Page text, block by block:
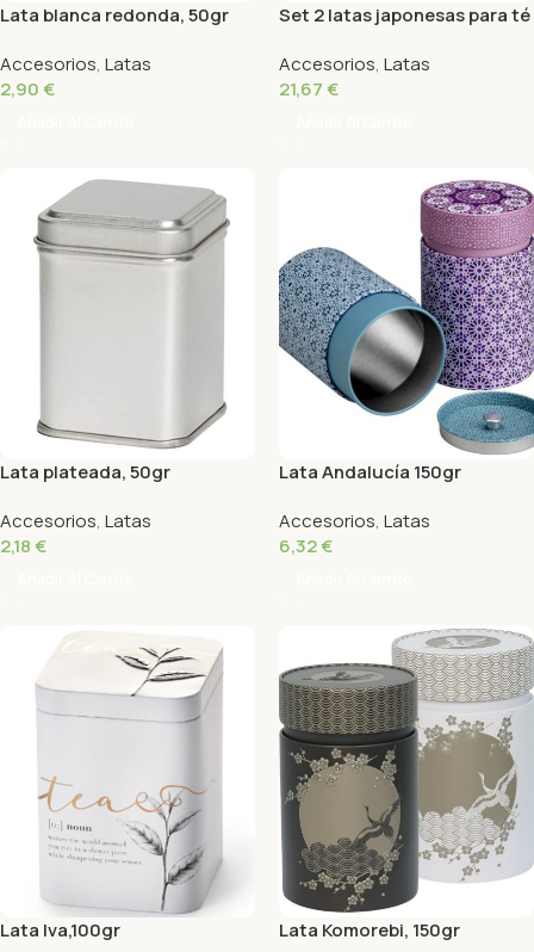
Lata blanca redonda, 50gr
Accesorios, Latas
2,90€
Set 2 latas japonesas para té
Accesorios, Latas
21,67€
Lata plateada, 50gr
Accesorios, Latas
2,18€
Lata Andalucía 150gr
Accesorios, Latas
6,32€
Lata Iva,100gr
Lata Komorebi, 150gr